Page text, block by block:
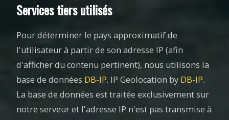
Services tiers utilisés
Pour déterminer le pays approximatif de
l'utilisateur à partir de son adresse IP (afin
d'afficher du contenu pertinent), nous utilisons la
base de données DB-IP. IP Geolocation by DB-IP.
La base de données est traitée exclusivement sur
notre serveur et l'adresse IP n'est pas transmise à